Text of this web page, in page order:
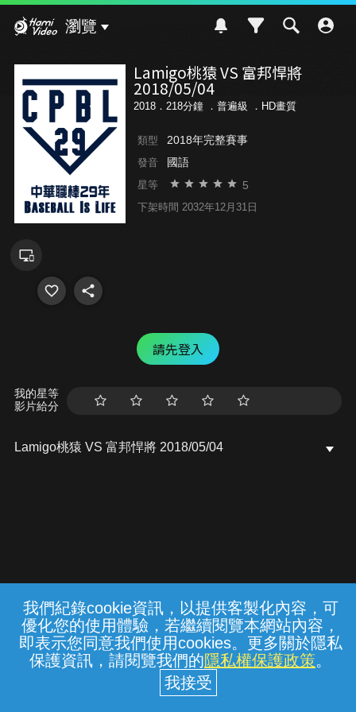
我們紀錄cookie資訊，以提供客製化內容，可
優化您的使用體驗，若繼續閱覽本網站內容，
即表示您同意我們使用cookies。更多關於隱私
保護資訊，請閱覽我們的隱私權保護政策。
瀏覽
Lamigo桃猿 VS 富邦悍將
2018/05/04
2018．218分鐘 ． 普遍級 ．HD畫質
類型 2018年完整賽事
發音 國語
星等 5
下架時間 2032年12月31日
請先登入
我的星等
影片給分
Lamigo桃猿 VS 富邦悍將 2018/05/04
常見問題 線上客服 服務條款 隱私權保護
中華電信股份有限公司個人家庭分公司
(統一編號：96979949) © 2026
{{notifyMsg}}